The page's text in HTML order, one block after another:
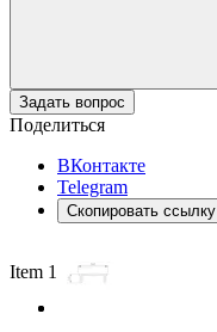
Задать вопрос
Поделиться
ВКонтакте
Telegram
Скопировать ссылку
Item 1 of 2